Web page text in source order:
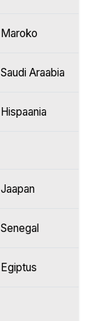
Maroko
Saudi Araabia
Hispaania
Jaapan
Senegal
Egiptus